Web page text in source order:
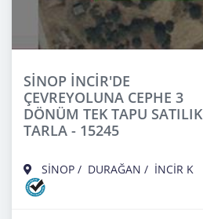
SİNOP İNCİR'DE
ÇEVREYOLUNA CEPHE 3
DÖNÜM TEK TAPU SATILIK
TARLA - 15245
SİNOP / DURAĞAN / İNCİR K